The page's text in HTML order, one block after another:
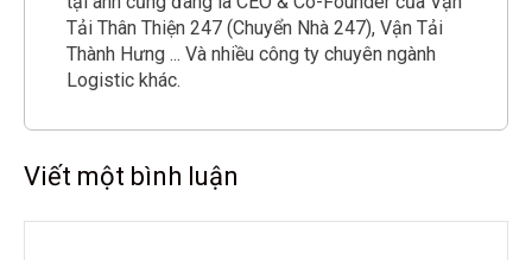
Tải Thân Thiện 247 (Chuyển Nhà 247), Vận Tải
Thành Hưng ... Và nhiều công ty chuyên ngành
Logistic khác.
Viết một bình luận